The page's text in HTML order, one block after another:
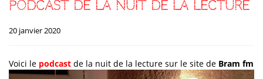
podcast de la nuit de la lecture
20 janvier 2020
Voici le podcast de la nuit de la lecture sur le site de Bram fm